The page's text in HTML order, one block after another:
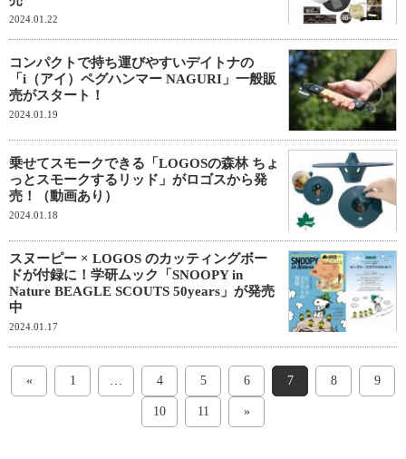
2024.01.22
コンパクトで持ち運びやすいデイトナの
「i（アイ）ペグハンマー NAGURI」一般販
売がスタート！
2024.01.19
乗せてスモークできる「LOGOSの森林 ちょ
っとスモークするリッド」がロゴスから発
売！（動画あり）
2024.01.18
スヌーピー × LOGOS のカッティングボー
ドが付録に！学研ムック「SNOOPY in
Nature BEAGLE SCOUTS 50years」が発売
中
2024.01.17
« 1 … 4 5 6 7 8 9
10 11 »